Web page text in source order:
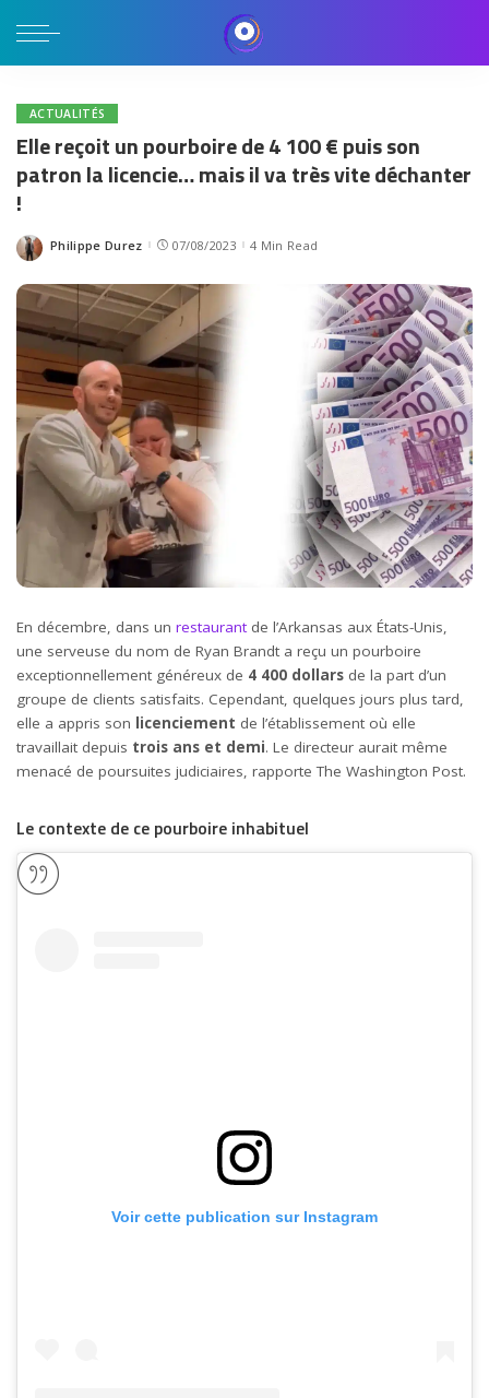
ACTUALITÉS
Elle reçoit un pourboire de 4 100 € puis son
patron la licencie… mais il va très vite déchanter
!
Posted
Philippe Durez 07/08/2023 4 Min Read
En décembre, dans un restaurantde l’Arkansas aux États-Unis,
une serveuse du nom de Ryan Brandt a reçu un pourboire
exceptionnellement généreux de 4 400 dollars de la part d’un
groupe de clients satisfaits. Cependant, quelques jours plus tard,
elle a appris son licenciement de l’établissement où elle
travaillait depuis trois ans et demi. Le directeur aurait même
menacé de poursuites judiciaires, rapporte The Washington Post.
Le contexte de ce pourboire inhabituel
Voir cette publication sur Instagram